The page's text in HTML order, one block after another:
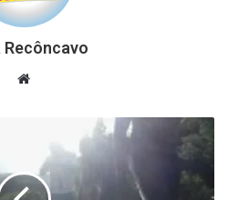
Recôncavo
Website